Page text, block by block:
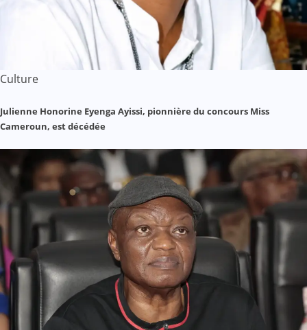
Culture
Julienne Honorine Eyenga Ayissi, pionnière du concours Miss
Cameroun, est décédée